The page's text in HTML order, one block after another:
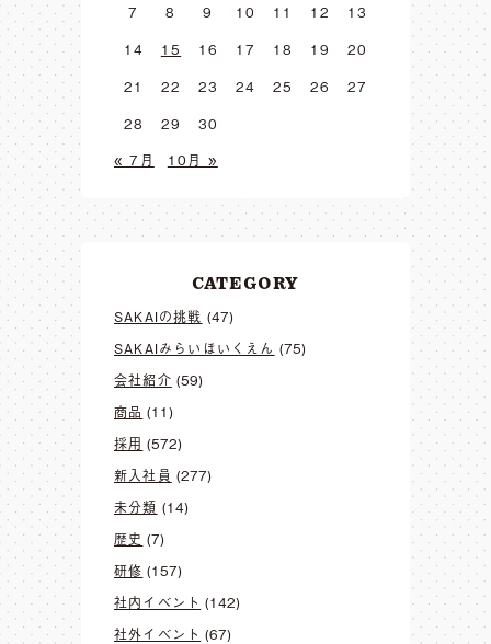
7
8 9 10 11 12
13
14
15 16 17 18 19
20
21
22 23 24 25 26
27
28
29
30
« 7月
10月 »
CATEGORY
SAKAIの挑戦 (47)
SAKAIみらいほいくえん (75)
会社紹介 (59)
商品 (11)
採用 (572)
新入社員 (277)
未分類 (14)
歴史 (7)
研修 (157)
社内イベント (142)
社外イベント (67)